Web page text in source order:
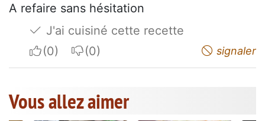
A refaire sans hésitation
J'ai cuisiné cette recette
I apreciateI do not appreciate signaler
Vous allez aimer